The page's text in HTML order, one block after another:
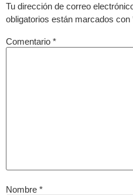
Tu dirección de correo
obligatorios están marcados con
Comentario *
Nombre *